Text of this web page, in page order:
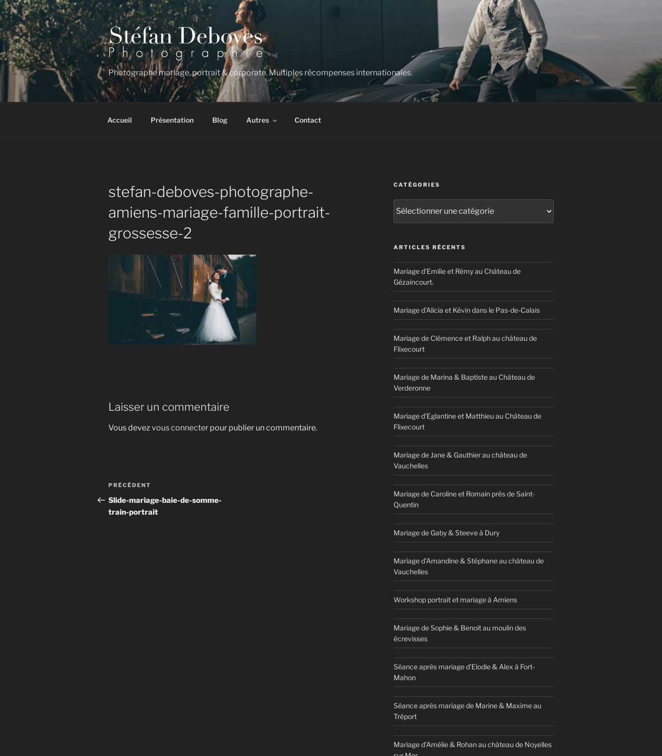
Aller
au
contenu
principal
Photographe mariage, portrait & corporate. Multiples récompenses internationales.
Accueil Présentation Blog Autres Contact
stefan-deboves-photographe-
amiens-mariage-famille-portrait-
grossesse-2
Laisser un commentaire
Vous devezvous connecter pour publier un commentaire.
Navigation
de
l’article
Article
précédent
PRÉCÉDENT
Slide-mariage-baie-de-somme-
train-portrait
CATÉGORIES
ARTICLES RÉCENTS
Mariage d’Emilie et Rémy au Château de
Gézaincourt.
Mariage d’Alicia et Kévin dans le Pas-de-Calais
Mariage de Clémence et Ralph au château de
Flixecourt
Mariage de Marina & Baptiste au Château de
Verderonne
Mariage d’Eglantine et Matthieu au Château de
Flixecourt
Mariage de Jane & Gauthier au château de
Vauchelles
Mariage de Caroline et Romain près de Saint-
Quentin
Mariage de Gaby & Steeve à Dury
Mariage d’Amandine & Stéphane au château de
Vauchelles
Workshop portrait et mariage à Amiens
Mariage de Sophie & Benoit au moulin des
écrevisses
Séance après mariage d’Elodie & Alex à Fort-
Mahon
Séance après mariage de Marine & Maxime au
Tréport
Mariage d’Amélie & Rohan au château de Noyelles